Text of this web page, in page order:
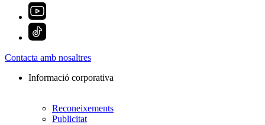
Contacta amb nosaltres
Informació corporativa
Reconeixements
Publicitat